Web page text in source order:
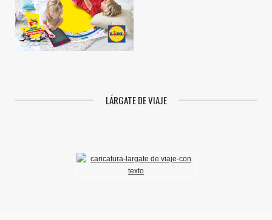
LÁRGATE DE VIAJE